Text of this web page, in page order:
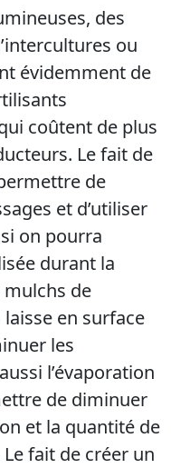
des
ou
évidemment de
coûtent de plus
Le fait de
de
et d’utiliser
on pourra
durant la
mulchs de
en surface
les
l’évaporation
de diminuer
et la quantité de
fait de créer un